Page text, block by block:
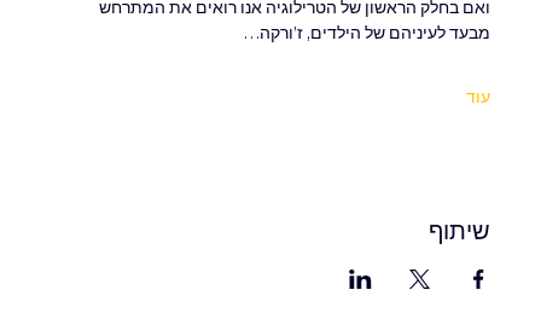
ואם בחלק הראשון של הטרילוגיה אנו רואים את המתרחש
מבעד לעיניהם של הילדים, ז’ורקה…
עוד
שיתוף